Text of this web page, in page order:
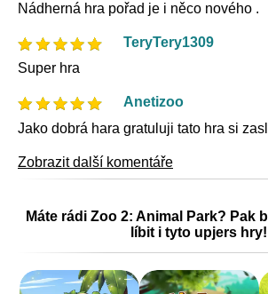
Nádherná hra pořad je i něco nového .
TeryTery1309
Super hra
Anetizoo
Jako dobrá hara gratuluji tato hra si
Zobrazit další komentáře
Máte rádi Zoo 2: Animal Park? Pak
líbit i tyto upjers hry!